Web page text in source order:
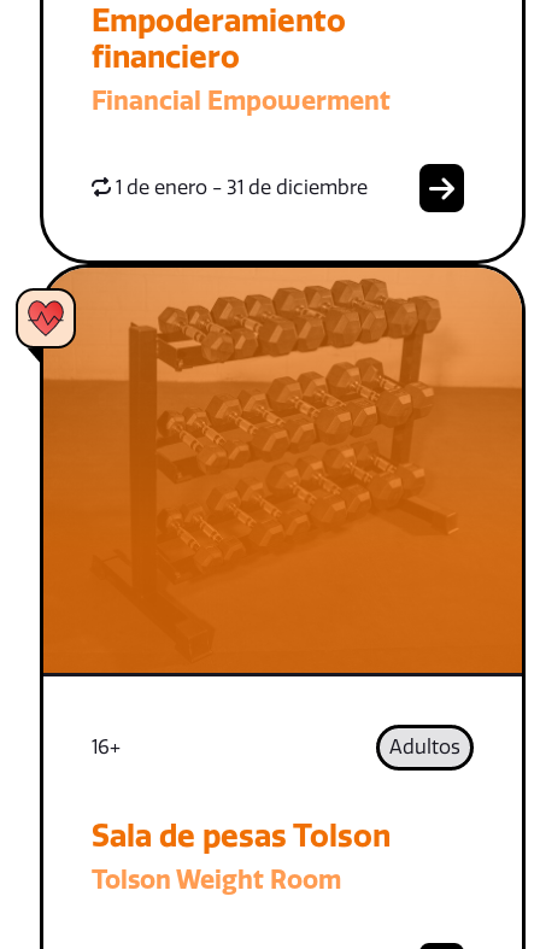
Empoderamiento
financiero
Financial Empowerment
1 de enero - 31 de diciembre
16+ Adultos
Sala de pesas Tolson
Tolson Weight Room